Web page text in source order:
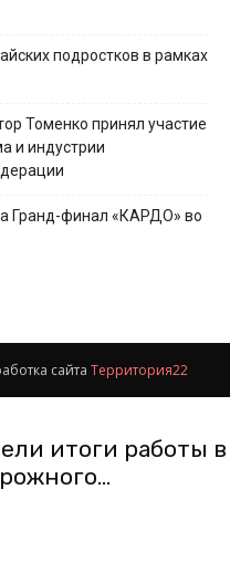
подростков в рамках
Томенко принял участие
и индустрии
Гранд-финал «КАРДО» во
сайта Территория22
итоги работы в